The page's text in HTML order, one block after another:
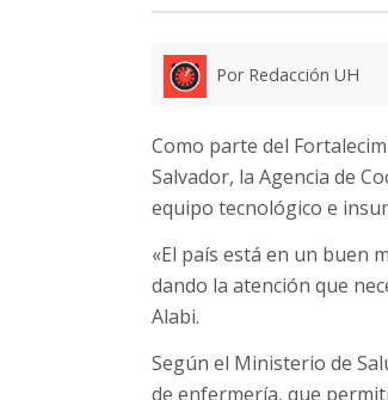
Por Redacción UH
Como parte del
Salvador, la Agencia de
equipo tecnológico e
«El país está en un buen
dando la atención que
Alabi.
Según el Ministerio de
de enfermería, que